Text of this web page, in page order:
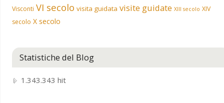
Visconti VI secolo visita guidata visite guidate XIII secolo XIV
secolo X secolo
Statistiche del Blog
1.343.343 hit